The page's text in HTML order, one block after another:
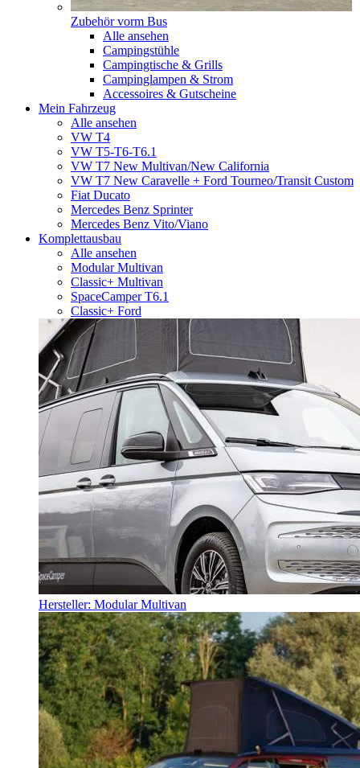
Zubehör vorm Bus
Alle ansehen
Campingstühle
Campingtische & Grills
Campinglampen & Strom
Accessoires & Gutscheine
Mein Fahrzeug
Alle ansehen
VW T4
VW T5-T6-T6.1
VW T7 New Multivan/New California
VW T7 New Caravelle + Ford Tourneo/Transit Custom
Fiat Ducato
Mercedes Benz Sprinter
Mercedes Benz Vito/Viano
Komplettausbau
Alle ansehen
Modular Multivan
Classic+ Multivan
SpaceCamper T6.1
Classic+ Ford
Hersteller: Modular Multivan